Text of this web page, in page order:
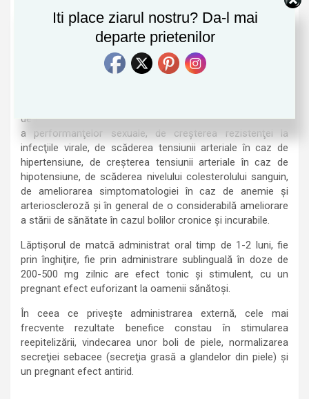
Acţiunile cele mai frecvent amintite în recomandări şi care
au fost confirmate constant de relatările clienților ApiLand
sunt grupate în două categorii: efecte benefice ale
administrării interne şi efecte benefice rezultate în urma
folosirii externe a lăptişorului de matcă.
de îmbunătăţirea aspectului pielii, de creşterea libidoului şi
a performanţelor sexuale, de creşterea rezistenţei la
infecţiile virale, de scăderea tensiunii arteriale în caz de
hipertensiune, de creşterea tensiunii arteriale în caz de
hipotensiune, de scăderea nivelului colesterolului sanguin,
de ameliorarea simptomatologiei în caz de anemie şi
arterioscleroză şi în general de o considerabilă ameliorare
a stării de sănătate în cazul bolilor cronice şi incurabile.
Lăptişorul de matcă administrat oral timp de 1-2 luni, fie
prin înghiţire, fie prin administrare sublinguală în doze de
200-500 mg zilnic are efect tonic şi stimulent, cu un
pregnant efect euforizant la oamenii sănătoşi.
În ceea ce priveşte administrarea externă, cele mai
frecvente rezultate benefice constau în stimularea
reepitelizării, vindecarea unor boli de piele, normalizarea
secreţiei sebacee (secreţia grasă a glandelor din piele) şi
un pregnant efect antirid.
Iti place ziarul nostru? Da-l mai
departe prietenilor